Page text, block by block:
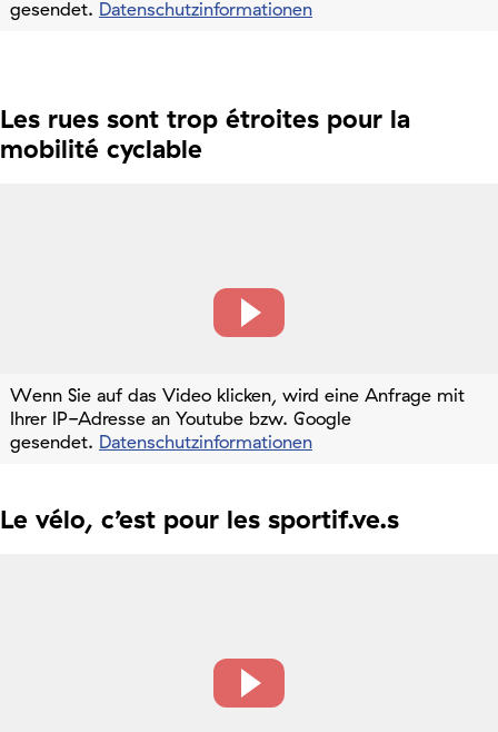
gesendet. Datenschutzinformationen
Les rues sont trop étroites pour la
mobilité cyclable
Wenn Sie auf das Video klicken, wird eine Anfrage mit
Ihrer IP-Adresse an Youtube bzw. Google
gesendet. Datenschutzinformationen
Le vélo, c’est pour les sportif.ve.s